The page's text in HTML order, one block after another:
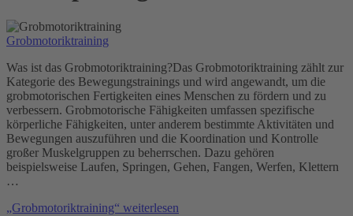
Grobmotoriktraining
Was ist das Grobmotoriktraining?Das Grobmotoriktraining zählt zur
Kategorie des Bewegungstrainings und wird angewandt, um die
grobmotorischen Fertigkeiten eines Menschen zu fördern und zu
verbessern. Grobmotorische Fähigkeiten umfassen spezifische
körperliche Fähigkeiten, unter anderem bestimmte Aktivitäten und
Bewegungen auszuführen und die Koordination und Kontrolle
großer Muskelgruppen zu beherrschen. Dazu gehören
beispielsweise Laufen, Springen, Gehen, Fangen, Werfen, Klettern
…
„Grobmotoriktraining“ weiterlesen